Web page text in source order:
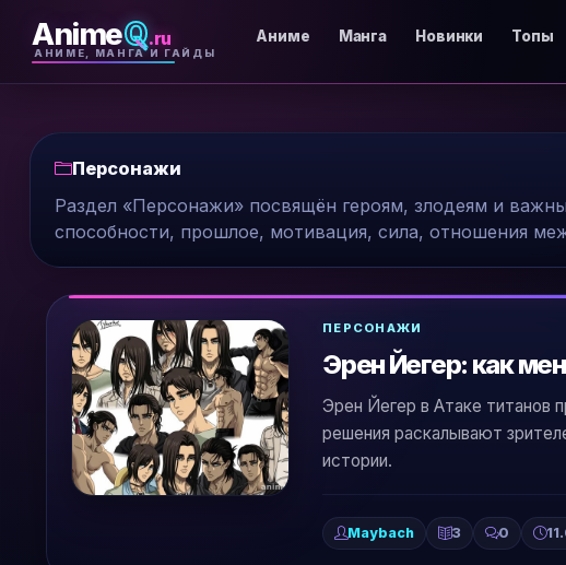
AnimeQ .ru
АНИМЕ, МАНГА И ГАЙДЫ
Аниме Манга Новинки Топы
Персонажи
Раздел «Персонажи» посвящён героям, злодеям и
способности, прошлое, мотивация, сила, отношения
ПЕРСОНАЖИ
Эрен Йегер: как
Эрен Йегер в Атаке титанов
решения раскалывают
истории.
Maybach 3 0